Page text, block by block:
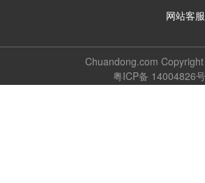
网站客服
Chuandong.com
粤ICP备 14004826号